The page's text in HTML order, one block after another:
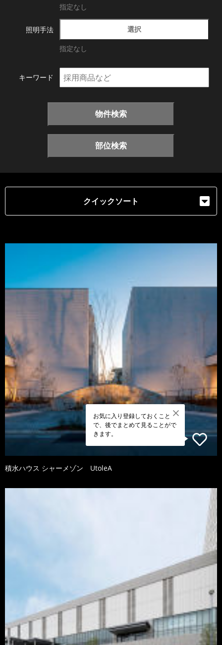
指定なし
照明手法 選択
指定なし
キーワード
物件検索
部位検索
クイックソート
お気に入り登録しておくこと
で、後でまとめて見ることがで
きます。
積水ハウス シャーメゾン UtoleA